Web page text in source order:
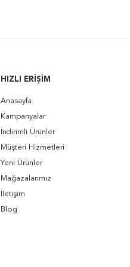
HIZLI ERIŞIM
Anasayfa
Kampanyalar
İndirimli Ürünler
Müşteri Hizmetleri
Yeni Ürünler
Mağazalarımız
İletişim
Blog